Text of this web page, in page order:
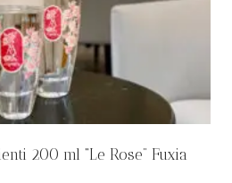
200 ml “Le Rose” Fuxia